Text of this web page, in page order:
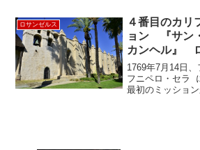
ね。ビーチパフ
ダーで賑わって
ロサンゼルス
４番目のカリ
ョン 『サン
カンヘル』
近い
Archangel”
1769年7月14日
フニペロ・セラ
最初のミッショ